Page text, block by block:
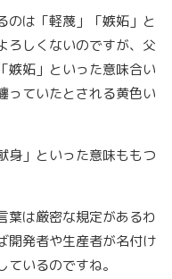
のは「軽蔑」「嫉妬」と
ろしくないのですが、父
嫉妬」といった意味合い
っていたとされる黄色い
身」といった意味ももつ
葉は厳密な規定があるわ
開発者や生産者が名付け
いるのですね。